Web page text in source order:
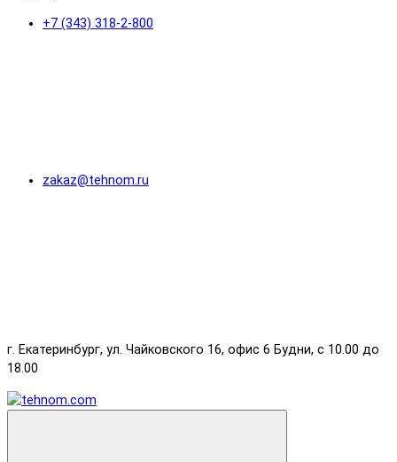
+7 (343) 318-2-800
zakaz@tehnom.ru
г. Екатеринбург, ул. Чайковского 16, офис 6 Будни, с 10.00 до
18.00